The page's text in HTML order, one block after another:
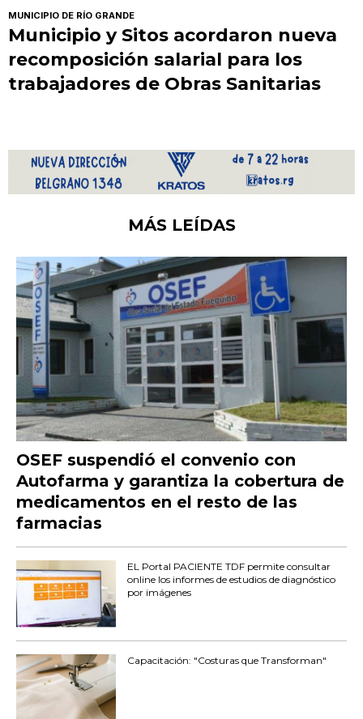
MUNICIPIO DE RÍO GRANDE
Municipio y Sitos acordaron nueva
recomposición salarial para los
trabajadores de Obras Sanitarias
MÁS LEÍDAS
OSEF suspendió el convenio con
Autofarma y garantiza la cobertura de
medicamentos en el resto de las
farmacias
EL Portal PACIENTE TDF permite consultar
online los informes de estudios de diagnóstico
por imágenes
Capacitación: "Costuras que Transforman"